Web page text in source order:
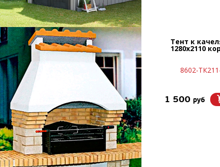
Тент к
1280х2110
8602-
1 500 руб